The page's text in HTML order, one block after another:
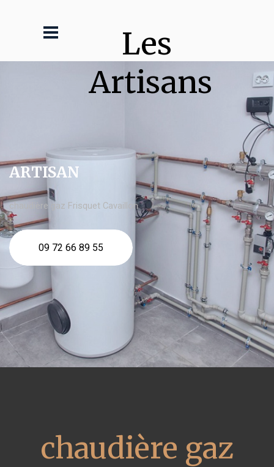
Les
Artisans
ARTISAN
chaudière gaz Frisquet Cavaillon
09 72 66 89 55
chaudière gaz